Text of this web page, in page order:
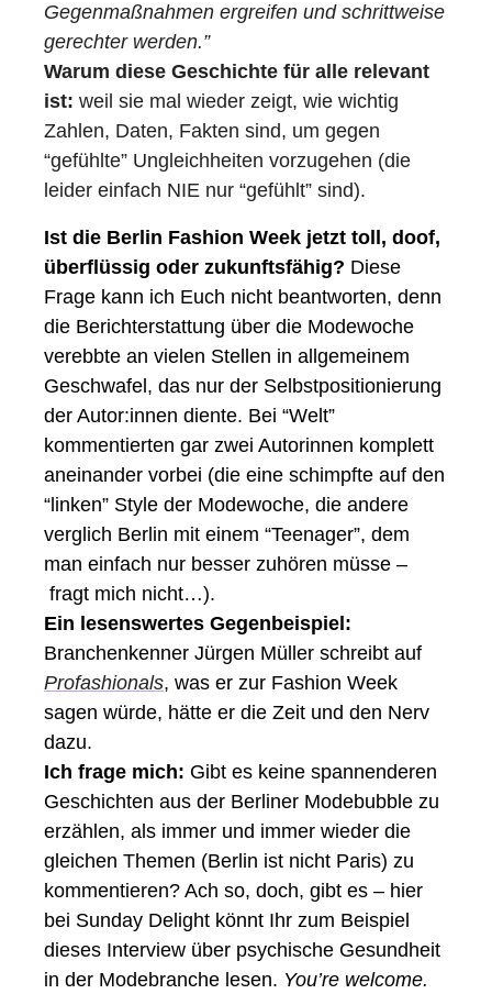
Gegenmaßnahmen ergreifen und schrittweise
gerechter werden.”
Warum diese Geschichte für alle relevant
ist: weil sie mal wieder zeigt, wie wichtig
Zahlen, Daten, Fakten sind, um gegen
“gefühlte” Ungleichheiten vorzugehen (die
leider einfach NIE nur “gefühlt” sind).
Ist die Berlin Fashion Week jetzt toll, doof,
überflüssig oder zukunftsfähig? Diese
Frage kann ich Euch nicht beantworten, denn
die Berichterstattung über die Modewoche
verebbte an vielen Stellen in allgemeinem
Geschwafel, das nur der Selbstpositionierung
der Autor:innen diente. Bei “Welt”
kommentierten gar zwei Autorinnen komplett
aneinander vorbei (die eine schimpfte auf den
“linken” Style der Modewoche, die andere
verglich Berlin mit einem “Teenager”, dem
man einfach nur besser zuhören müsse –
fragt mich nicht…).
Ein lesenswertes Gegenbeispiel:
Profashionals, was er zur Fashion Week
sagen würde, hätte er die Zeit und den Nerv
dazu.
Ich frage mich: Gibt es keine spannenderen
Geschichten aus der Berliner Modebubble zu
erzählen, als immer und immer wieder die
gleichen Themen (Berlin ist nicht Paris) zu
kommentieren? Ach so, doch, gibt es – hier
bei Sunday Delight könnt Ihr zum Beispiel
dieses Interview über psychische Gesundheit
in der Modebranche lesen. You’re welcome.